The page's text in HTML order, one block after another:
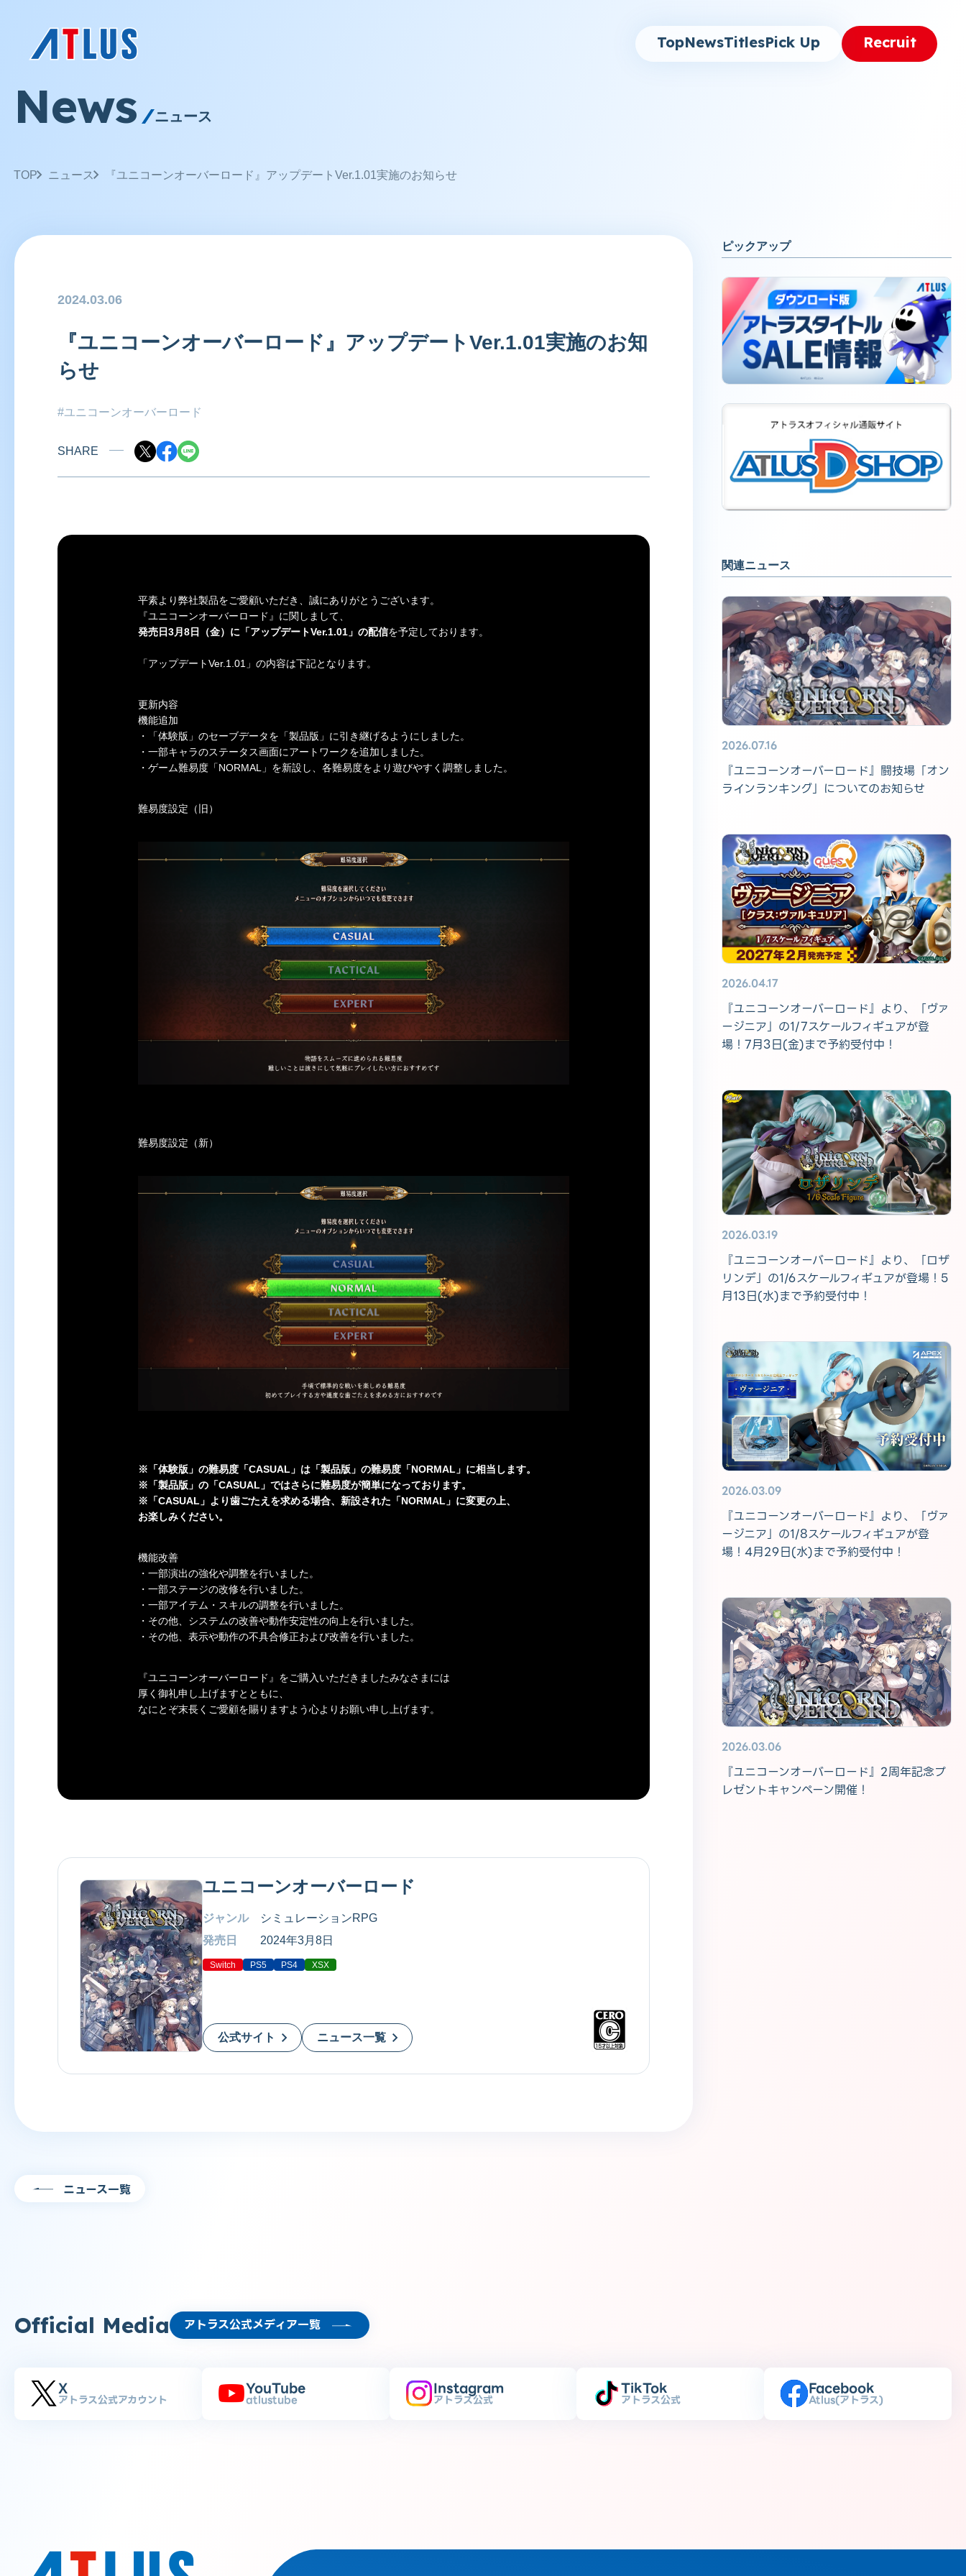
TopNewsTitlesPick Up Recruit
News ニュース
TOP ニュース 『ユニコーンオーバーロード』アップデートVer.1.01実施のお知らせ
2024.03.06
『ユニコーンオーバーロード』アップデートVer.1.01実施のお知
らせ
#ユニコーンオーバーロード
SHARE
平素より弊社製品をご愛顧いただき、誠にありがとうございます。
『ユニコーンオーバーロード 』に関しまして、
発売日3月8日（金）に「アップデートVer.1.01」の配信を予定しております。
「アップデートVer.1.01」の内容は下記となります。
更新内容
機能追加
・「体験版」のセーブデータを「製品版」に引き継げるようにしました。
・一部キャラのステータス画面にアートワークを追加しました。
・ゲーム難易度「NORMAL」を新設し、各難易度をより遊びやすく調整しました。
難易度設定（旧）
難易度設定（新）
※「体験版」の難易度「CASUAL」は「製品版」の難易度「NORMAL」に相当します。
※「製品版」の「CASUAL」ではさらに難易度が簡単になっております。
※「CASUAL」より歯ごたえを求める場合、新設された「NORMAL」に変更の上、
お楽しみください。
機能改善
・一部演出の強化や調整を行いました。
・一部ステージの改修を行いました。
・一部アイテム・スキルの調整を行いました。
・その他、システムの改善や動作安定性の向上を行いました。
・その他、表示や動作の不具合修正および改善を行いました。
『ユニコーンオーバーロード 』をご購入いただきましたみなさまには
厚く御礼申し上げますとともに、
なにとぞ末長くご愛顧を賜りますよう心よりお願い申し上げます。
ユニコーンオーバーロード
ジャンル
シミュレーションRPG
発売日
2024年3月8日
Switch PS5 PS4 XSX
公式サイト ニュース一覧
ニュース一覧
ピックアップ
関連ニュース
2026.07.16
『ユニコーンオーバーロード』闘技場「オン
ラインランキング」についてのお知らせ
2026.04.17
『ユニコーンオーバーロード』より、「ヴァ
ージニア」の1/7スケールフィギュアが登
場！7月3日(金)まで予約受付中！
2026.03.19
『ユニコーンオーバーロード』より、「ロザ
リンデ」の1/6スケールフィギュアが登場！5
月13日(水)まで予約受付中！
2026.03.09
『ユニコーンオーバーロード』より、「ヴァ
ージニア」の1/8スケールフィギュアが登
場！4月29日(水)まで予約受付中！
2026.03.06
『ユニコーンオーバーロード』2周年記念プ
レゼントキャンペーン開催！
Official Media アトラス公式メディア一覧
X
アトラス公式アカウント
YouTube
atlustube
Instagram
アトラス公式
TikTok
アトラス公式
Facebook
Atlus(アトラス)